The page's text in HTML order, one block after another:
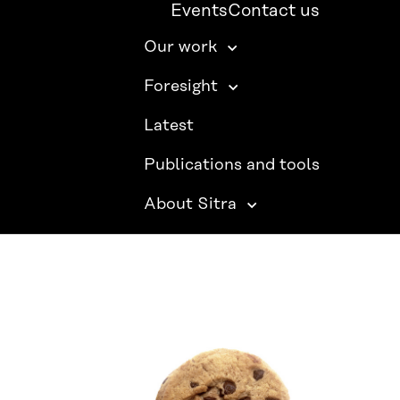
EventsContact us
Our work
Foresight
Latest
Publications and tools
About Sitra